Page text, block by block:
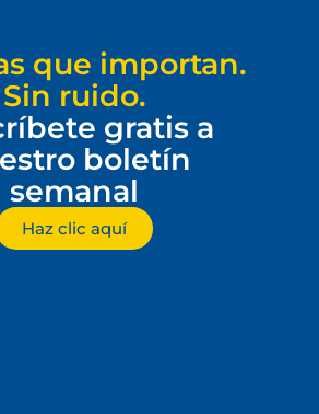
que importan.
Sin ruido.
gratis a
boletín
semanal
Haz clic aquí